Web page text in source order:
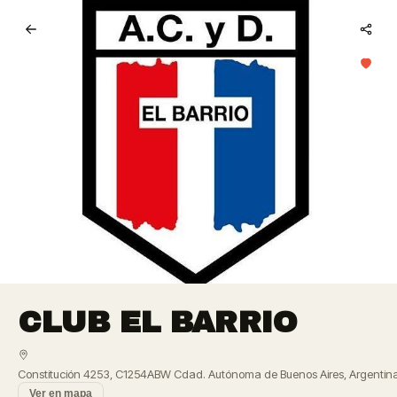
CLUB EL BARRIO
Constitución 4253, C1254ABW Cdad. Autónoma de Buenos Aires,
Ver en mapa